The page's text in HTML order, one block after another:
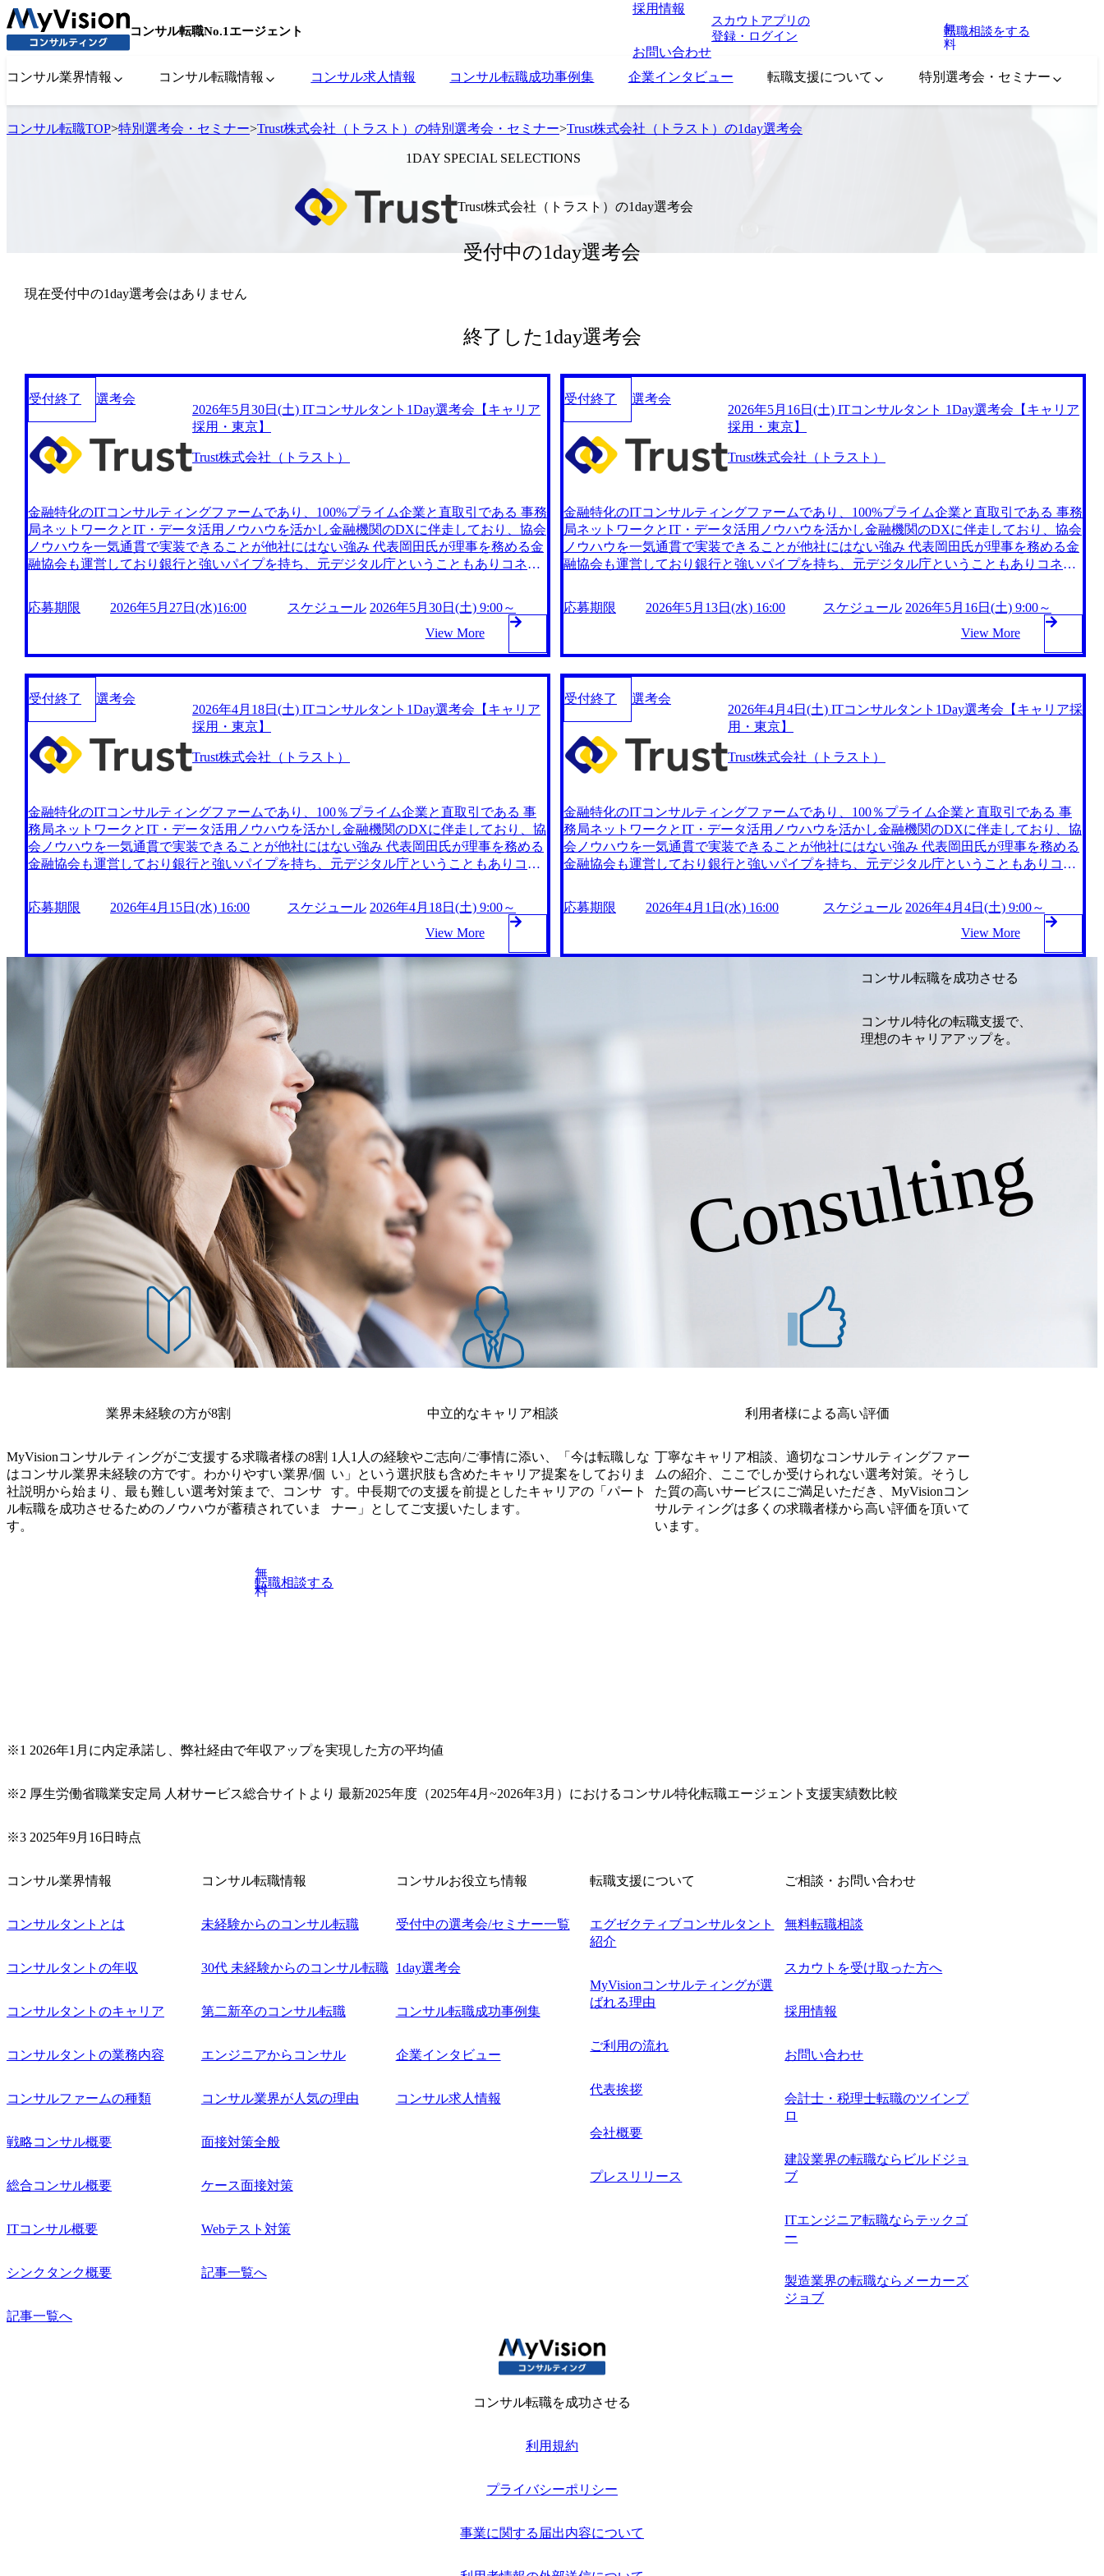
コンサル転職No.1エージェント
採用情報
お問い合わせ
スカウトアプリの
登録・ログイン
無
料
転職相談をする
コンサル業界情報 コンサル転職情報 コンサル求人情報 コンサル転職成功事例集 企業インタビュー 転職支援について 特別選考会・セミナー
コンサル転職TOP>特別選考会・セミナー>Trust株式会社（トラスト）の特別選考会・セミナー>Trust株式会社（トラスト）の1day選考会
1DAY SPECIAL SELECTIONS
Trust株式会社（トラスト）の1day選考会
受付中の1day選考会
現在受付中の1day選考会はありません
終了した1day選考会
受付終了 選考会
2026年5月30日(土) ITコンサルタント1Day選考会【キャリア
採用・東京】
Trust株式会社（トラスト）
金融特化のITコンサルティングファームであり、100%プライム企業と直取引である 事務
局ネットワークとIT・データ活用ノウハウを活かし金融機関のDXに伴走しており、協会
ノウハウを一気通貫で実装できることが他社にはない強み 代表岡田氏が理事を務める金
融協会も運営しており銀行と強いパイプを持ち、元デジタル庁ということもありコネク
れており、有識者は高齢化で不足。Trustの生成AIソリューションがコード解析し設計書
をつくってくれるので有識者がいなくても効率よくシステム更改可能。) 現在の金融機
関の生成AI利用事例は業務効率化程度で、ITプロジェクトに生成AIを活用する事例は画
40a-bf6e-98950953fd9b_911x318.webp 大手証券会社での全社AI人材育成プログラムにおけ
る金融データ分析専門家としての分析伴走支援、プログラム全体の改善支援、全体PMO
支援 大手ネット銀行のデータ活用推進CoE組織における全体PMO、資産運用モデル構築
支援、LLM活用推進支援 大手カード会社の与信モデル構築支援 大手資産運用会社にお
けるSnowflake推進、活用支援 大手金融HDにおけるSnowflake導入、活用支援 金融向けto
B AIプロダクト開発(TLanP:2025年の壁という社会問題を解決するための自社プロダク
ムでプロダクト開発を推進 Pythonを活用した開発がメイン Trust株式会社 note (https://note.
trust-partner.co.jp/) 日本経済新聞社主催『GenAI/SUM』の「活躍が期待されるAIスタート
アップ」に選定 (https://www.xsum.jp/gai/startup.html) CEOの岡田 拓郎氏が金融ジャーナル
社の「note」に掲載 (https://note.com/thefinancial_j/n/n91e85b6f8ec7) CEOの岡田拓郎氏が
「ニッキン」にAI人材育成を目指すコンペ開催について掲載 (https://www.nikkinonline.co
働く一人一人が自身の人生のパーパス(目的/存在意義/夢)を実現できる場所にしたい、人
生を託せる(Trust)会社を目指しています。 ”専門性” ”天職”を持った一人一人が、 ”情
熱”を仲間同士で燃やし、 金融を「レガシーからデータへ」変革する”ミッション”を成
し遂げる! 会社の成長と共に、一人一人のパーパス(目的/存在意義/夢)を実現する! リモー
ト率50% フレックスタイム制となっており、労働時間は7時間45分(休憩1時間)である 服
装・髪型自由 経営陣全員が子供を育てながら働いており、社員も多くが子供を持つメン
バーであることから、小さなお子さまがいても問題なく働けるよう在宅勤務やシフト勤
務、ベビーシッター利用補助などの各種サポート制度が充実 2026年5月30日(土)9:00 ～
最長18:00の間で実施予定 2026年5月27日(水) 16:00 当社にご興味をお持ちの方を対象に”
1Day選考会 ”を開催いたします。平日は転職活動の時間が取りにくい方や、短期間で選
考を進めたい方におすすめです。 当日は面接官が当社Trustについて丁寧にご説明しま
す。 皆さまのご参加を心よりお待ちしております! ●面接時間 面接(一回・60分)を想定。
1日で面接プロセスを完了する選考会です。 ●選考フロー ・書類選考 ・面接(一回) ・内
定(後日、オファー面談あり) ●当日の流れ ・オフィスにご到着されましたら、1階インタ
ーフォンを押してお待ちください。担当者がご案内いたします。 ・オンラインでのご参
加の場合は、開始時間になりましたら、事前にお送りする面接用URLよりご入室くださ
い。 ●補足事項 ・応募後に書類を確認し、書類通過者には参加いただく時間を改めてご
案内いたします。 ・お申込みいただいた後、参加できなくなった場合は、必ず事前にご
連絡ください。 ・本イベントを待たずに選考へ応募されたい場合は、お申し付けくださ
い。 ・入社時期は柔軟に調整可能です。 ●勤務地 東京都中央区日本橋茅場町1-8-1 FinGA
TE KAYABA5階 受動喫煙対策 : 屋内全面禁煙 原則対面での実施となります。 <マインド
出来ないことは受け付けない) <経験(以下いずれかに合致する方)> ・開発経験をお持ち
の方(基盤系システムもしくは業務系システム) ・コンサルティングファームまたはシス
テム会社または事業会社システム企画部門出身 ・構想策定/要件定義などの上流工程の経
験者 ・コンサルティングファームまたはシステム会社または事業会社システム企画部門
出身 ・システム会社出身の場合、システム開発経験を踏まえた上流SEからシステムコン
サル経験者 ・事業会社の場合、システム企画部門としてITガバナンス/IT中長期計画/構
活用実現に向けて、強い意志がある方 ・新規事業企画に強い興味がある方
応募期限 2026年5月27日(水)16:00 スケジュール 2026年5月30日(土) 9:00～
View More
受付終了 選考会
2026年5月16日(土) ITコンサルタント 1Day選考会【キャリア
採用・東京】
Trust株式会社（トラスト）
金融特化のITコンサルティングファームであり、100%プライム企業と直取引である 事務
局ネットワークとIT・データ活用ノウハウを活かし金融機関のDXに伴走しており、協会
ノウハウを一気通貫で実装できることが他社にはない強み 代表岡田氏が理事を務める金
融協会も運営しており銀行と強いパイプを持ち、元デジタル庁ということもありコネク
れており、有識者は高齢化で不足。Trustの生成AIソリューションがコード解析し設計書
をつくってくれるので有識者がいなくても効率よくシステム更改可能。) 現在の金融機
関の生成AI利用事例は業務効率化程度で、ITプロジェクトに生成AIを活用する事例は画
40a-bf6e-98950953fd9b_911x318.webp 大手証券会社での全社AI人材育成プログラムにおけ
る金融データ分析専門家としての分析伴走支援、プログラム全体の改善支援、全体PMO
支援 大手ネット銀行のデータ活用推進CoE組織における全体PMO、資産運用モデル構築
支援、LLM活用推進支援 大手カード会社の与信モデル構築支援 大手資産運用会社にお
けるSnowflake推進、活用支援 大手金融HDにおけるSnowflake導入、活用支援 金融向けto
B AIプロダクト開発(TLanP:2025年の壁という社会問題を解決するための自社プロダク
ムでプロダクト開発を推進 Pythonを活用した開発がメイン Trust株式会社 note (https://note.
trust-partner.co.jp/) 日本経済新聞社主催『GenAI/SUM』の「活躍が期待されるAIスタート
アップ」に選定 (https://www.xsum.jp/gai/startup.html) CEOの岡田 拓郎氏が金融ジャーナル
社の「note」に掲載 (https://note.com/thefinancial_j/n/n91e85b6f8ec7) CEOの岡田拓郎氏が
「ニッキン」にAI人材育成を目指すコンペ開催について掲載 (https://www.nikkinonline.co
働く一人一人が自身の人生のパーパス(目的/存在意義/夢)を実現できる場所にしたい、人
生を託せる(Trust)会社を目指しています。 ”専門性” ”天職”を持った一人一人が、 ”情
熱”を仲間同士で燃やし、 金融を「レガシーからデータへ」変革する”ミッション”を成
し遂げる! 会社の成長と共に、一人一人のパーパス(目的/存在意義/夢)を実現する! リモー
ト率50% フレックスタイム制となっており、労働時間は7時間45分(休憩1時間)である 服
務、ベビーシッター利用補助などの各種サポート制度が充実 2026年5月16日(土) 9:00 ～
最長18:00の間で実施予定 2026年5月13(水) 16:00 当社にご興味をお持ちの方を対象に” 1D
ay選考会 ”を開催いたします。平日は転職活動の時間が取りにくい方や、短期間で選考
の場合は、開始時間になりましたら、事前にお送りする面接用URLよりご入室くださ
い。 ●補足事項 ・応募後に書類を確認し、書類通過者には参加いただく時間を改めてご
案内いたします。 ・お申込みいただいた後、参加できなくなった場合は、必ず事前にご
連絡ください。 ・本イベントを待たずに選考へ応募されたい場合は、お申し付けくださ
い。 ・入社時期は柔軟に調整可能です。 原則対面での実施となります。 <マインド>
〇:成長意欲 (×:現状維持、安定志向) 〇:新しいことに対しても意欲的に取り組む(×:現
ちの方(基盤系システムもしくは業務系システム) ・コンサルティングファームまたはシ
ステム会社または事業会社システム企画部門出身 ・構想策定/要件定義などの上流工程の
経験者 ・コンサルティングファームまたはシステム会社または事業会社システム企画部
門出身 ・システム会社出身の場合、システム開発経験を踏まえた上流SEからシステムコ
ンサル経験者 ・事業会社の場合、システム企画部門としてITガバナンス/IT中長期計画/
構想策定など従事経験者 ・DX/データ活用関連の案件経験者およびPM経験者 ・DX/デー
応募期限 2026年5月13日(水) 16:00 スケジュール 2026年5月16日(土) 9:00～
View More
受付終了 選考会
2026年4月18日(土) ITコンサルタント1Day選考会【キャリア
採用・東京】
Trust株式会社（トラスト）
金融特化のITコンサルティングファームであり、100％プライム企業と直取引である 事
務局ネットワークとIT・データ活用ノウハウを活かし金融機関のDXに伴走しており、協
会ノウハウを一気通貫で実装できることが他社にはない強み 代表岡田氏が理事を務める
金融協会も運営しており銀行と強いパイプを持ち、元デジタル庁ということもありコネ
使われており、有識者は高齢化で不足。Trustの生成AIソリューションがコード解析し設
計書をつくってくれるので有識者がいなくても効率よくシステム更改可能。） 現在の金
融機関の生成AI利用事例は業務効率化程度で、ITプロジェクトに生成AIを活用する事例
e.googleapis.com/our-vision-production.appspot.com/public/images/20250312173909_931f1455-c2
f4-440a-bf6e-98950953fd9b_911x318.webp 大手証券会社での全社AI人材育成プログラムに
おける金融データ分析専門家としての分析伴走支援、プログラム全体の改善支援、全体
PMO支援 大手ネット銀行のデータ活用推進CoE組織における全体PMO、資産運用モデル
構築支援、LLM活用推進支援 大手カード会社の与信モデル構築支援 大手資産運用会社
におけるSnowflake推進、活用支援 大手金融HDにおけるSnowflake導入、活用支援 金融向
けtoB AIプロダクト開発（TLanP：2025年の壁という社会問題を解決するための自社プロ
ダクト、GenGA：資産管理銀行等の事務作業のDXを行う自社プロダクト）を実施 スク
ラムチームでプロダクト開発を推進 Pythonを活用した開発がメイン Trust株式会社 note (h
ttps://note.trust-partner.co.jp/) 日本経済新聞社主催『GenAI/SUM』の「活躍が期待されるAI
スタートアップ」に選定 (https://www.xsum.jp/gai/startup.html) CEOの岡田 拓郎氏が金融ジ
ャーナル社の「note」に掲載 (https://note.com/thefinancial_j/n/n91e85b6f8ec7) CEOの岡田拓
郎氏が「ニッキン」にAI人材育成を目指すコンペ開催について掲載 (https://www.nikkinonl
ine.com/article/243470) ～Trustは、皆のパーパス（目的/存在意義/夢）を実現する場所～ 同
社は、働く一人一人が自身の人生のパーパス（目的／存在意義／夢）を実現できる場所
にしたい、人生を託せる（Trust）会社を目指しています。 ”専門性” ”天職”を持った一人
一人が、 ”情熱”を仲間同士で燃やし、 金融を「レガシーからデータへ」変革する”ミッ
ション”を成し遂げる！ 会社の成長と共に、一人一人のパーパス（目的/存在意義/夢）を
実現する！ リモート率50% フレックスタイム制となっており、労働時間は7時間45分(休
憩1時間)である 服装・髪型自由 経営陣全員が子供を育てながら働いており、社員も多く
が子供を持つメンバーであることから、小さなお子さまがいても問題なく働けるよう在
宅勤務やシフト勤務、ベビーシッター利用補助などの各種サポート制度が充実 2026年4
月18日(土) 9:00～最長18:00の間で実施予定 2026年4月15日(水) 16:00 当社にご興味をお持
ちの方を対象に” 1Day選考会 ”を開催いたします。平日は転職活動の時間が取りにくい
回・60分)を想定。 1日で面接プロセスを完了する選考会です。 ●選考フロー ・書類選考
したら、1階インターフォンを押してお待ちください。担当者がご案内いたします。 ・
オンラインでのご参加の場合は、開始時間になりましたら、事前にお送りする面接用UR
Lよりご入室ください。 ●補足事項 ・応募後に書類を確認し、書類通過者には参加いた
だく時間を改めてご案内いたします。 ・お申込みいただいた後、参加できなくなった場
合は、必ず事前にご連絡ください。 ・本イベントを待たずに選考へ応募されたい場合
しても意欲的に取り組む(×:現状出来ないことは受け付けない) ＜経験(以下いずれかに合
致する方)＞ ・開発経験をお持ちの方(基盤系システムもしくは業務系システム) ・コンサ
応募期限 2026年4月15日(水) 16:00 スケジュール 2026年4月18日(土) 9:00～
View More
受付終了 選考会
2026年4月4日(土) ITコンサルタント1Day選考会【キャリア採
用・東京】
Trust株式会社（トラスト）
金融特化のITコンサルティングファームであり、100％プライム企業と直取引である 事
務局ネットワークとIT・データ活用ノウハウを活かし金融機関のDXに伴走しており、協
会ノウハウを一気通貫で実装できることが他社にはない強み 代表岡田氏が理事を務める
金融協会も運営しており銀行と強いパイプを持ち、元デジタル庁ということもありコネ
使われており、有識者は高齢化で不足。Trustの生成AIソリューションがコード解析し設
計書をつくってくれるので有識者がいなくても効率よくシステム更改可能。） 現在の金
融機関の生成AI利用事例は業務効率化程度で、ITプロジェクトに生成AIを活用する事例
f4-440a-bf6e-98950953fd9b_911x318.webp 大手証券会社での全社AI人材育成プログラムに
PMO支援 大手ネット銀行のデータ活用推進CoE組織における全体PMO、資産運用モデル
構築支援、LLM活用推進支援 大手カード会社の与信モデル構築支援 大手資産運用会社
ャーナル社の「note」に掲載 (https://note.com/thefinancial_j/n/n91e85b6f8ec7) CEOの岡田拓
郎氏が「ニッキン」にAI人材育成を目指すコンペ開催について掲載 (https://www.nikkinonl
ine.com/article/243470) ～Trustは、皆のパーパス（目的/存在意義/夢）を実現する場所～ 同
社は、働く一人一人が自身の人生のパーパス（目的／存在意義／夢）を実現できる場所
にしたい、人生を託せる（Trust）会社を目指しています。 ”専門性” ”天職”を持った一人
一人が、 ”情熱”を仲間同士で燃やし、 金融を「レガシーからデータへ」変革する”ミッ
憩1時間)である 服装・髪型自由 経営陣全員が子供を育てながら働いており、社員も多く
が子供を持つメンバーであることから、小さなお子さまがいても問題なく働けるよう在
宅勤務やシフト勤務、ベビーシッター利用補助などの各種サポート制度が充実 2026年4
月4日(土) 9:00～最長18:00の間で実施予定 2026年4月1日(水) 16:00 当社にご興味をお持ち
の方を対象に” 1Day選考会 ”を開催いたします。平日は転職活動の時間が取りにくい方
0分)を想定。 1日で面接プロセスを完了する選考会です。 ●選考フロー ・書類選考 ・面
ら、1階インターフォンを押してお待ちください。担当者がご案内いたします。 ・オン
ラインでのご参加の場合は、開始時間になりましたら、事前にお送りする面接用URLよ
りご入室ください。 ●補足事項 ・応募後に書類を確認し、書類通過者には参加いただく
時間を改めてご案内いたします。 ・お申込みいただいた後、参加できなくなった場合
は、必ず事前にご連絡ください。 ・本イベントを待たずに選考へ応募されたい場合は、
お申し付けください。 ・入社時期は柔軟に調整可能です。 原則対面での実施となりま
応募期限 2026年4月1日(水) 16:00 スケジュール 2026年4月4日(土) 9:00～
View More
コンサル転職を成功させる
コンサル特化の転職支援で、
理想のキャリアアップを。
Consulting
業界未経験の方が8割
MyVisionコンサルティングがご支援する求職者様の8割
はコンサル業界未経験の方です。わかりやすい業界/個
社説明から始まり、最も難しい選考対策まで、コンサ
ル転職を成功させるためのノウハウが蓄積されていま
す。
中立的なキャリア相談
1人1人の経験やご志向/ご事情に添い、「今は転職しな
い」という選択肢も含めたキャリア提案をしておりま
す。中長期での支援を前提としたキャリアの「パート
ナー」としてご支援いたします。
利用者様による高い評価
丁寧なキャリア相談、適切なコンサルティングファー
ムの紹介、ここでしか受けられない選考対策。そうし
た質の高いサービスにご満足いただき、MyVisionコン
サルティングは多くの求職者様から高い評価を頂いて
います。
無
料
転職相談する
※1 2026年1月に内定承諾し、弊社経由で年収アップを実現した方の平均値
※2 厚生労働省職業安定局 人材サービス総合サイトより 最新2025年度（2025年4月~2026年3月）におけるコンサル特化転職エージェント支援実績数比較
※3 2025年9月16日時点
コンサル業界情報
コンサルタントとは
コンサルタントの年収
コンサルタントのキャリア
コンサルタントの業務内容
コンサルファームの種類
戦略コンサル概要
総合コンサル概要
ITコンサル概要
シンクタンク概要
記事一覧へ
コンサル転職情報
未経験からのコンサル転職
30代 未経験からのコンサル転職
第二新卒のコンサル転職
エンジニアからコンサル
コンサル業界が人気の理由
面接対策全般
ケース面接対策
Webテスト対策
記事一覧へ
コンサルお役立ち情報
受付中の選考会/セミナー一覧
1day選考会
コンサル転職成功事例集
企業インタビュー
コンサル求人情報
転職支援について
エグゼクティブコンサルタント
紹介
MyVisionコンサルティングが選
ばれる理由
ご利用の流れ
代表挨拶
会社概要
プレスリリース
ご相談・お問い合わせ
無料転職相談
スカウトを受け取った方へ
採用情報
お問い合わせ
会計士・税理士転職のツインプ
ロ
建設業界の転職ならビルドジョ
ブ
ITエンジニア転職ならテックゴ
ー
製造業界の転職ならメーカーズ
ジョブ
コンサル転職を成功させる
利用規約
プライバシーポリシー
事業に関する届出内容について